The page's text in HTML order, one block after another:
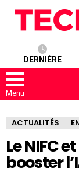
DERNIÈRE
Menu
ACTUALITÉS
Le NIFC
booster